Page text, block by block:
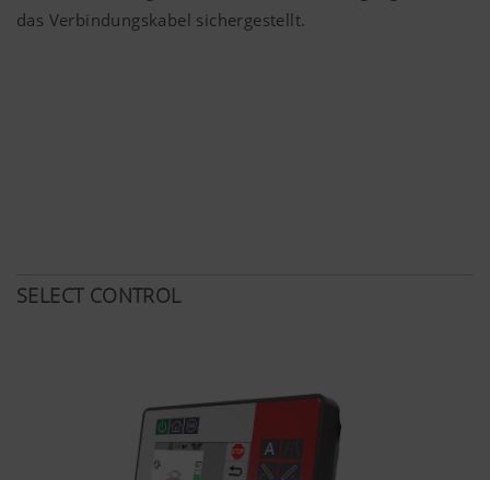
Sprache
gewählte Land-
Analyse und Statistik
Nutzerfreundlichkeit und Leistungsfähigkeit
unserer Website verbessern. Daher setzen wir
Analyse-Technologien (auch Cookies) ein,
welche anonym messen und auswerten, welche
das Verbindungskabel sichergestellt.
SELECT CONTROL